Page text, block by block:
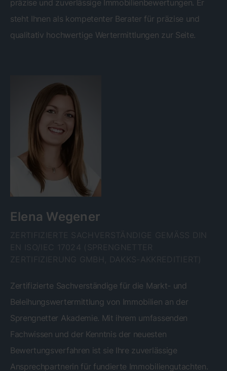
präzise und zuverlässige Immobilienbewertungen. Er
steht Ihnen als kompetenter Berater für präzise und
qualitativ hochwertige Wertermittlungen zur Seite.
Elena Wegener
Zertifizierte Sachverständige für die Markt- und
Beleihungswertermittlung von Immobilien an der
Sprengnetter Akademie. Mit ihrem umfassenden
Fachwissen und der Kenntnis der neuesten
Bewertungsverfahren ist sie Ihre zuverlässige
Ansprechpartnerin für fundierte Immobiliengutachten.